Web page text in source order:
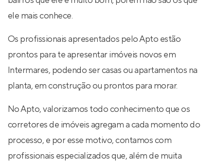
ele mais conhece.
Os profissionais apresentados pelo Apto estão
prontos para te apresentar imóveis novos em
Intermares, podendo ser casas ou apartamentos na
planta, em construção ou prontos para morar.
No Apto, valorizamos todo conhecimento que os
corretores de imóveis agregam a cada momento do
processo, e por esse motivo, contamos com
profissionais especializados que, além de muita